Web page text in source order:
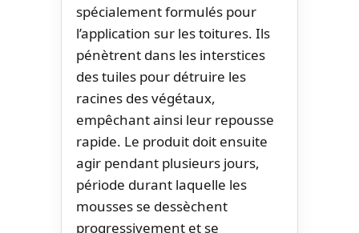
spécialement formulés pour
l’application sur les toitures. Ils
pénètrent dans les interstices
des tuiles pour détruire les
racines des végétaux,
empêchant ainsi leur repousse
rapide. Le produit doit ensuite
agir pendant plusieurs jours,
période durant laquelle les
mousses se dessèchent
progressivement et se